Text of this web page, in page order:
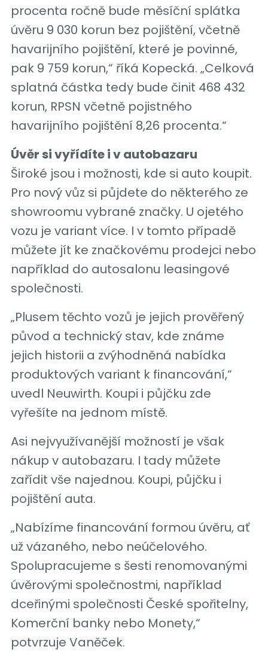
procenta ročně bude měsíční splátka
úvěru 9 030 korun bez pojištění, včetně
havarijního pojištění, které je povinné,
pak 9 759 korun,“ říká Kopecká. „Celková
splatná částka tedy bude činit 468 432
korun, RPSN včetně pojistného
havarijního pojištění 8,26 procenta.“
Úvěr si vyřídíte i v autobazaru
Široké jsou i možnosti, kde si auto koupit.
Pro nový vůz si půjdete do některého ze
showroomu vybrané značky. U ojetého
vozu je variant více. I v tomto případě
můžete jít ke značkovému prodejci nebo
například do autosalonu leasingové
společnosti.
„Plusem těchto vozů je jejich prověřený
původ a technický stav, kde známe
jejich historii a zvýhodněná nabídka
produktových variant k financování,“
uvedl Neuwirth. Koupi i půjčku zde
vyřešíte na jednom místě.
Asi nejvyužívanější možností je však
nákup v autobazaru. I tady můžete
zařídit vše najednou. Koupi, půjčku i
pojištění auta.
„Nabízíme financování formou úvěru, ať
už vázaného, nebo neúčelového.
Spolupracujeme s šesti renomovanými
úvěrovými společnostmi, například
dceřinými společnosti České spořitelny,
Komerční banky nebo Monety,“
potvrzuje Vaněček.